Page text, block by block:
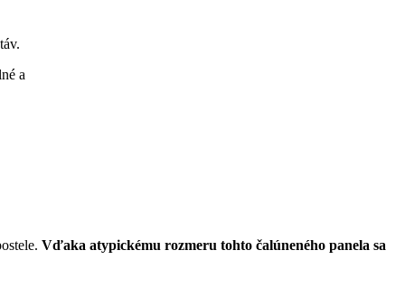
a
Vďaka atypickému rozmeru tohto čalúneného panela sa